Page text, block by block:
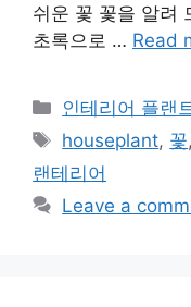
쉬운 꽃 꽃을 알려
초록으로 … Read
Categories
인테리어 플랜
Tags
houseplant, 꽃,
랜테리어
Leave a